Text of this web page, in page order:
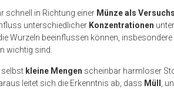
schnell in Richtung einer Münze als
unterschiedlicher Konzentrationen
Wurzeln beeinflussen können, insbesondere
wichtig sind.
selbst kleine Mengen scheinbar harmloser
leitet sich die Erkenntnis ab, dass Müll ,